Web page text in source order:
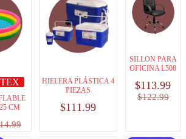
CM
HIELERA PLÁSTICA 4
PIEZAS
$111.99
SILLON PARA
OFICINA L508
$122.99
$113.99